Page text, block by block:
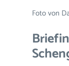
Foto von